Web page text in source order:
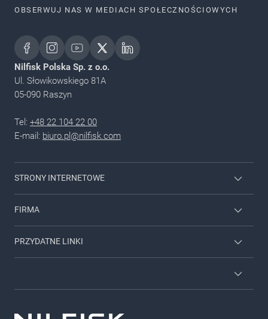
OBSERWUJ NAS W MEDIACH SPOŁECZNOŚCIOWYCH
Nilfisk Polska Sp. z o.o.
Ul. Słowikowskiego 81A
05-090 Raszyn
Tel: +48 22 104 22 00
E-mail: biuro.pl@nilfisk.com
STRONY INTERNETOWE
Maszyny czyszczące VIPER
FIRMA
O nas
PRZYDATNE LINKI
Zamów usługę serwisową